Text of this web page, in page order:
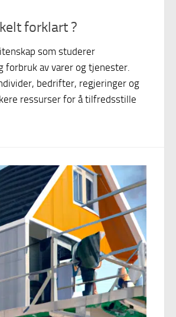
forklart ?
som studerer
forbruk av varer og tjenester.
bedrifter, regjeringer og
ressurser for å tilfredsstille